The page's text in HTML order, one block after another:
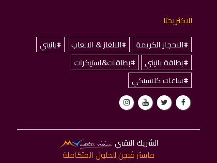
الاكثر بحثا
#الاحجار الكريمة
#الالغاز & الالعاب
#بانيني
#بطاقة بانيني
#بطاقات&استيكرات
#ساعات كلاسيكي
الشريك التقني
ماستر ﭬﻴﭽﻦ للحلول المتكاملة